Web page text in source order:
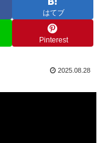
はてブ
Pinterest
2025.08.28